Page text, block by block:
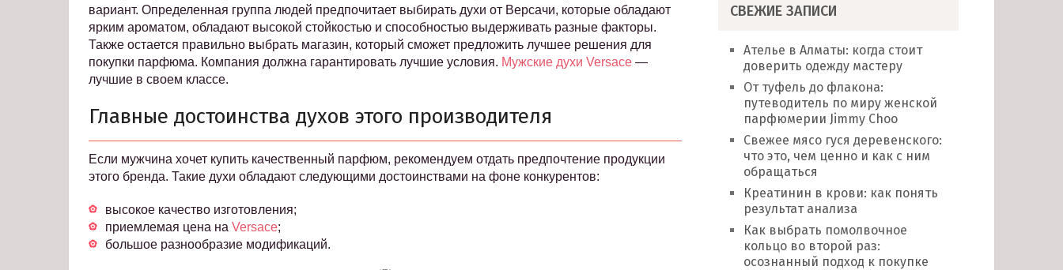
вариант. Определенная группа людей предпочитает выбирать духи от Версачи, которые обладают
ярким ароматом, обладают высокой стойкостью и способностью выдерживать разные факторы.
Также остается правильно выбрать магазин, который сможет предложить лучшее решения для
покупки парфюма. Компания должна гарантировать лучшие условия. Мужские духи Versace —
лучшие в своем классе.
Главные достоинства духов этого производителя
Если мужчина хочет купить качественный парфюм, рекомендуем отдать предпочтение продукции
этого бренда. Такие духи обладают следующими достоинствами на фоне конкурентов:
высокое качество изготовления;
приемлемая цена на Versace;
большое разнообразие модификаций.
СВЕЖИЕ ЗАПИСИ
Ателье в Алматы: когда стоит
доверить одежду мастеру
От туфель до флакона:
путеводитель по миру женской
парфюмерии Jimmy Choo
Свежее мясо гуся деревенского:
что это, чем ценно и как с ним
обращаться
Креатинин в крови: как понять
результат анализа
Как выбрать помолвочное
кольцо во второй раз:
осознанный подход к покупке